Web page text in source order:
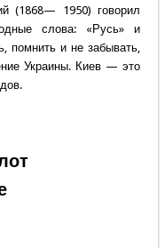
(1868— 1950) говорил
слова: «Русь» и
помнить и не забывать,
Украины. Киев — это